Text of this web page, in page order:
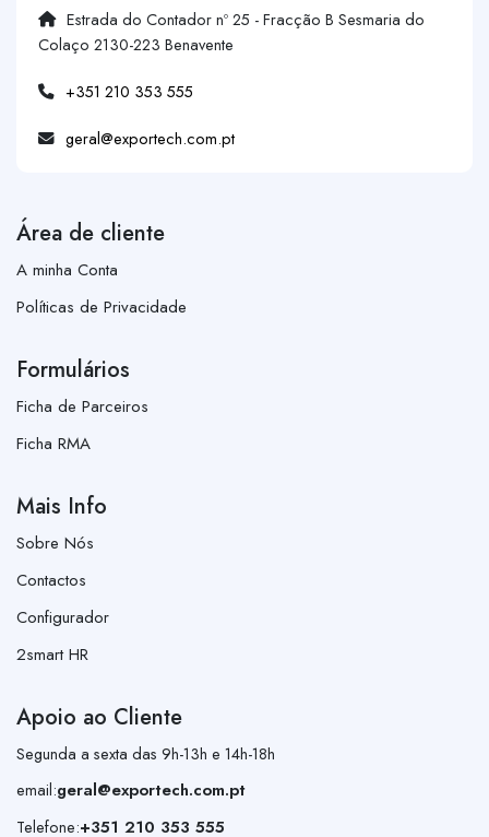
Estrada do Contador nº 25 - Fracção B Sesmaria do
Colaço 2130-223 Benavente
+351 210 353 555
geral@exportech.com.pt
Área de cliente
A minha Conta
Políticas de Privacidade
Formulários
Ficha de Parceiros
Ficha RMA
Mais Info
Sobre Nós
Contactos
Configurador
2smart HR
Apoio ao Cliente
Segunda a sexta das 9h-13h e 14h-18h
email:geral@exportech.com.pt
Telefone:+351 210 353 555